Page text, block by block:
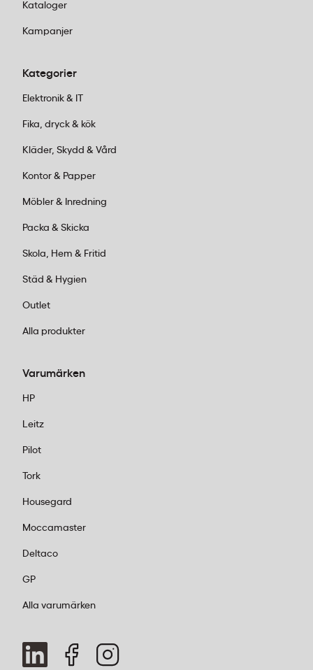
Kataloger
Kampanjer
Kategorier
Elektronik & IT
Fika, dryck & kök
Kläder, Skydd & Vård
Kontor & Papper
Möbler & Inredning
Packa & Skicka
Skola, Hem & Fritid
Städ & Hygien
Outlet
Alla produkter
Varumärken
HP
Leitz
Pilot
Tork
Housegard
Moccamaster
Deltaco
GP
Alla varumärken